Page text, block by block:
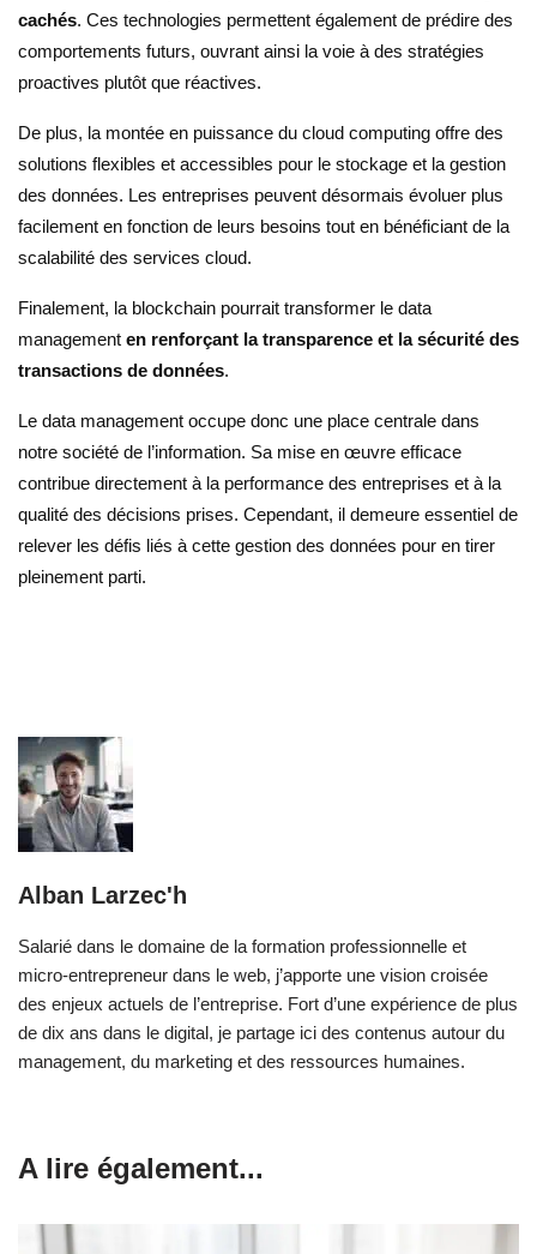
cachés. Ces technologies permettent également de prédire des
comportements futurs, ouvrant ainsi la voie à des stratégies
proactives plutôt que réactives.
De plus, la montée en puissance du cloud computing offre des
solutions flexibles et accessibles pour le stockage et la gestion
des données. Les entreprises peuvent désormais évoluer plus
facilement en fonction de leurs besoins tout en bénéficiant de la
scalabilité des services cloud.
Finalement, la blockchain pourrait transformer le data
management en renforçant la transparence et la sécurité des
transactions de données.
Le data management occupe donc une place centrale dans
notre société de l’information. Sa mise en œuvre efficace
contribue directement à la performance des entreprises et à la
qualité des décisions prises. Cependant, il demeure essentiel de
relever les défis liés à cette gestion des données pour en tirer
pleinement parti.
Alban Larzec'h
Salarié dans le domaine de la formation professionnelle et
micro-entrepreneur dans le web, j’apporte une vision croisée
des enjeux actuels de l’entreprise. Fort d’une expérience de plus
de dix ans dans le digital, je partage ici des contenus autour du
management, du marketing et des ressources humaines.
A lire également...